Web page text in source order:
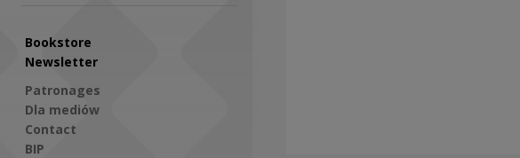
Bookstore
Newsletter
Patronages
Dla mediów
Contact
BIP